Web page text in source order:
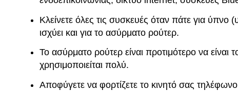
Κλείνετε όλες τις συσκευές όταν πάτε για
ισχύει και για το ασύρματο ρούτερ.
Το ασύρματο ρούτερ είναι προτιμότερο να
χρησιμοποιείται πολύ.
Αποφύγετε να φορτίζετε το κινητό σας